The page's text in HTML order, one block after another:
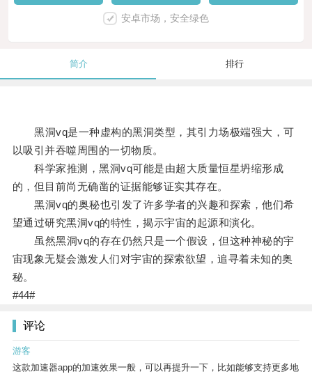
安卓市场，安全绿色
简介 排行
黑洞vq是一种虚构的黑洞类型，其引力场极端强大，可
以吸引并吞噬周围的一切物质。
科学家推测，黑洞vq可能是由超大质量恒星坍缩形成
的，但目前尚无确凿的证据能够证实其存在。
黑洞vq的奥秘也引发了许多学者的兴趣和探索，他们希
望通过研究黑洞vq的特性，揭示宇宙的起源和演化。
虽然黑洞vq的存在仍然只是一个假设，但这种神秘的宇
宙现象无疑会激发人们对宇宙的探索欲望，追寻着未知的奥
秘。
#44#
评论
游客
这款加速器app的加速效果一般，可以再提升一下，比如能够支持更多地